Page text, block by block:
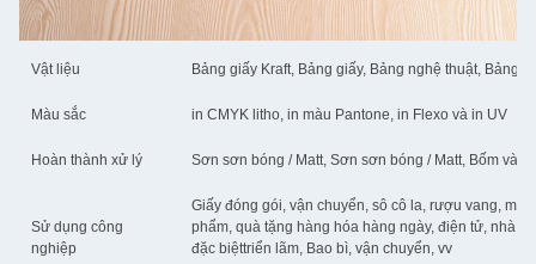
Vật liệu Bảng giấy Kraft, Bảng giấy, Bảng nghệ thuật, Bảng
Màu sắc in CMYK litho, in màu Pantone, in Flexo và in UV
Hoàn thành xử lý Sơn sơn bóng / Matt, Sơn sơn bóng / Matt, Bốm
Sử dụng công
nghiệp
Giấy đóng gói, vận chuyển, sô cô la, rượu vang, mỹ
phẩm, quà tặng hàng hóa hàng ngày, điện tử, nhà
đặc biệttriển lãm, Bao bì, vận chuyển, vv